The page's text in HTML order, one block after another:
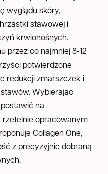
wyglądu skóry,
stawowej i
krwionośnych.
przez co najmniej 8-12
potwierdzone
redukcji zmarszczek i
Wybierając
na
rzetelnie opracowanym
Collagen One,
z precyzyjnie dobraną